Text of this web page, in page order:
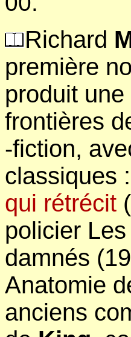
Richard
première
produit
frontières
-fiction,
classiques :
qui rétrécit
policier
damnés
Anatomie
anciens